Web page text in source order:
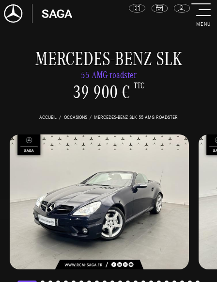
MENU
MERCEDES-BENZ SLK
55 AMG roadster
39 900 € TTC
ACCUEIL OCCASIONS MERCEDES-BENZ SLK 55 AMG ROADSTER